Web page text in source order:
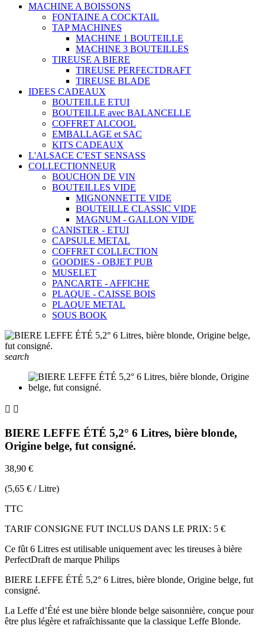
MACHINE A BOISSONS
FONTAINE A COCKTAIL
TAP MACHINES
MACHINE 1 BOUTEILLE
MACHINE 3 BOUTEILLES
TIREUSE A BIERE
TIREUSE PERFECTDRAFT
TIREUSE BLADE
IDEES CADEAUX
BOUTEILLE ETUI
BOUTEILLE avec BALANCELLE
COFFRET ALCOOL
EMBALLAGE et SAC
KITS CADEAUX
L'ALSACE C'EST SENSASS
COLLECTIONNEUR
BOUCHON DE VIN
BOUTEILLES VIDE
MIGNONNETTE VIDE
BOUTEILLE CLASSIC VIDE
MAGNUM - GALLON VIDE
CANISTER - ETUI
CAPSULE METAL
COFFRET COLLECTION
GOODIES - OBJET PUB
MUSELET
PANCARTE - AFFICHE
PLAQUE - CAISSE BOIS
PLAQUE METAL
SOUS BOOK
search
 
BIERE LEFFE ÉTÉ 5,2° 6 Litres, bière blonde,
Origine belge, fut consigné.
38,90 €
(5,65 € / Litre)
TTC
TARIF CONSIGNE FUT INCLUS DANS LE PRIX: 5 €
Ce fût 6 Litres est utilisable uniquement avec les tireuses à bière
PerfectDraft de marque Philips
BIERE LEFFE ÉTÉ 5,2° 6 Litres, bière blonde, Origine belge, fut
consigné.
La Leffe d’Été est une bière blonde belge saisonnière, conçue pour
être plus légère et rafraîchissante que la classique Leffe Blonde.